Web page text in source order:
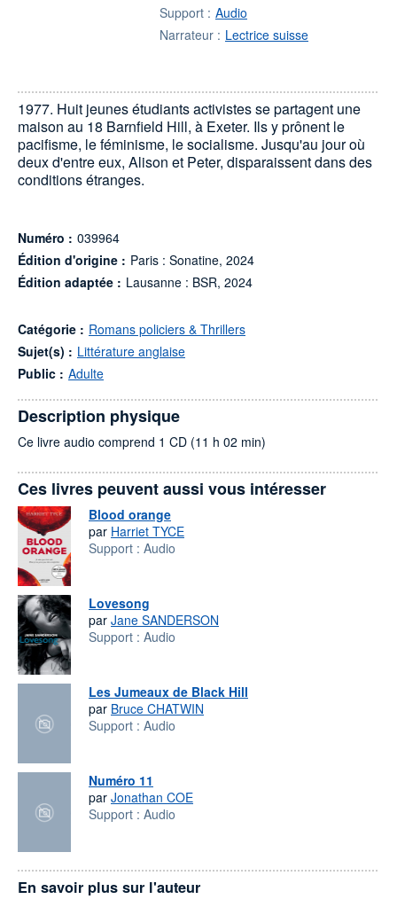
Support : Audio
Narrateur : Lectrice suisse
1977. Huit jeunes étudiants activistes se partagent une
maison au 18 Barnfield Hill, à Exeter. Ils y prônent le
pacifisme, le féminisme, le socialisme. Jusqu'au jour où
deux d'entre eux, Alison et Peter, disparaissent dans des
conditions étranges.
Numéro : 039964
Édition d'origine : Paris : Sonatine, 2024
Édition adaptée : Lausanne : BSR, 2024
Catégorie : Romans policiers & Thrillers
Sujet(s) : Littérature anglaise
Public : Adulte
Description physique
Ce livre audio comprend 1 CD (11 h 02 min)
Ces livres peuvent aussi vous intéresser
Blood orange
par Harriet TYCE
Support : Audio
Lovesong
par Jane SANDERSON
Support : Audio
Les Jumeaux de Black Hill
par Bruce CHATWIN
Support : Audio
Numéro 11
par Jonathan COE
Support : Audio
En savoir plus sur l'auteur